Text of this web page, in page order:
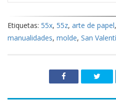
Etiquetas: 55x, 55z, arte de papel,
manualidades, molde, San